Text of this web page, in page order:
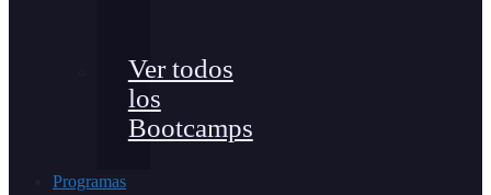
Ver todos
los
Bootcamps
Programas